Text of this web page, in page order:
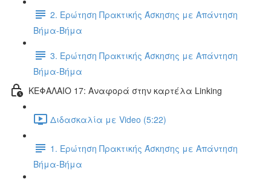
2. Ερώτηση Πρακτικής Άσκησης με Απάντηση
Βήμα-Βήμα
3. Ερώτηση Πρακτικής Άσκησης με Απάντηση
Βήμα-Βήμα
ΚΕΦΑΛΑΙΟ 17: Αναφορά στην καρτέλα Linking
Διδασκαλία με Video (5:22)
1. Ερώτηση Πρακτικής Άσκησης με Απάντηση
Βήμα-Βήμα